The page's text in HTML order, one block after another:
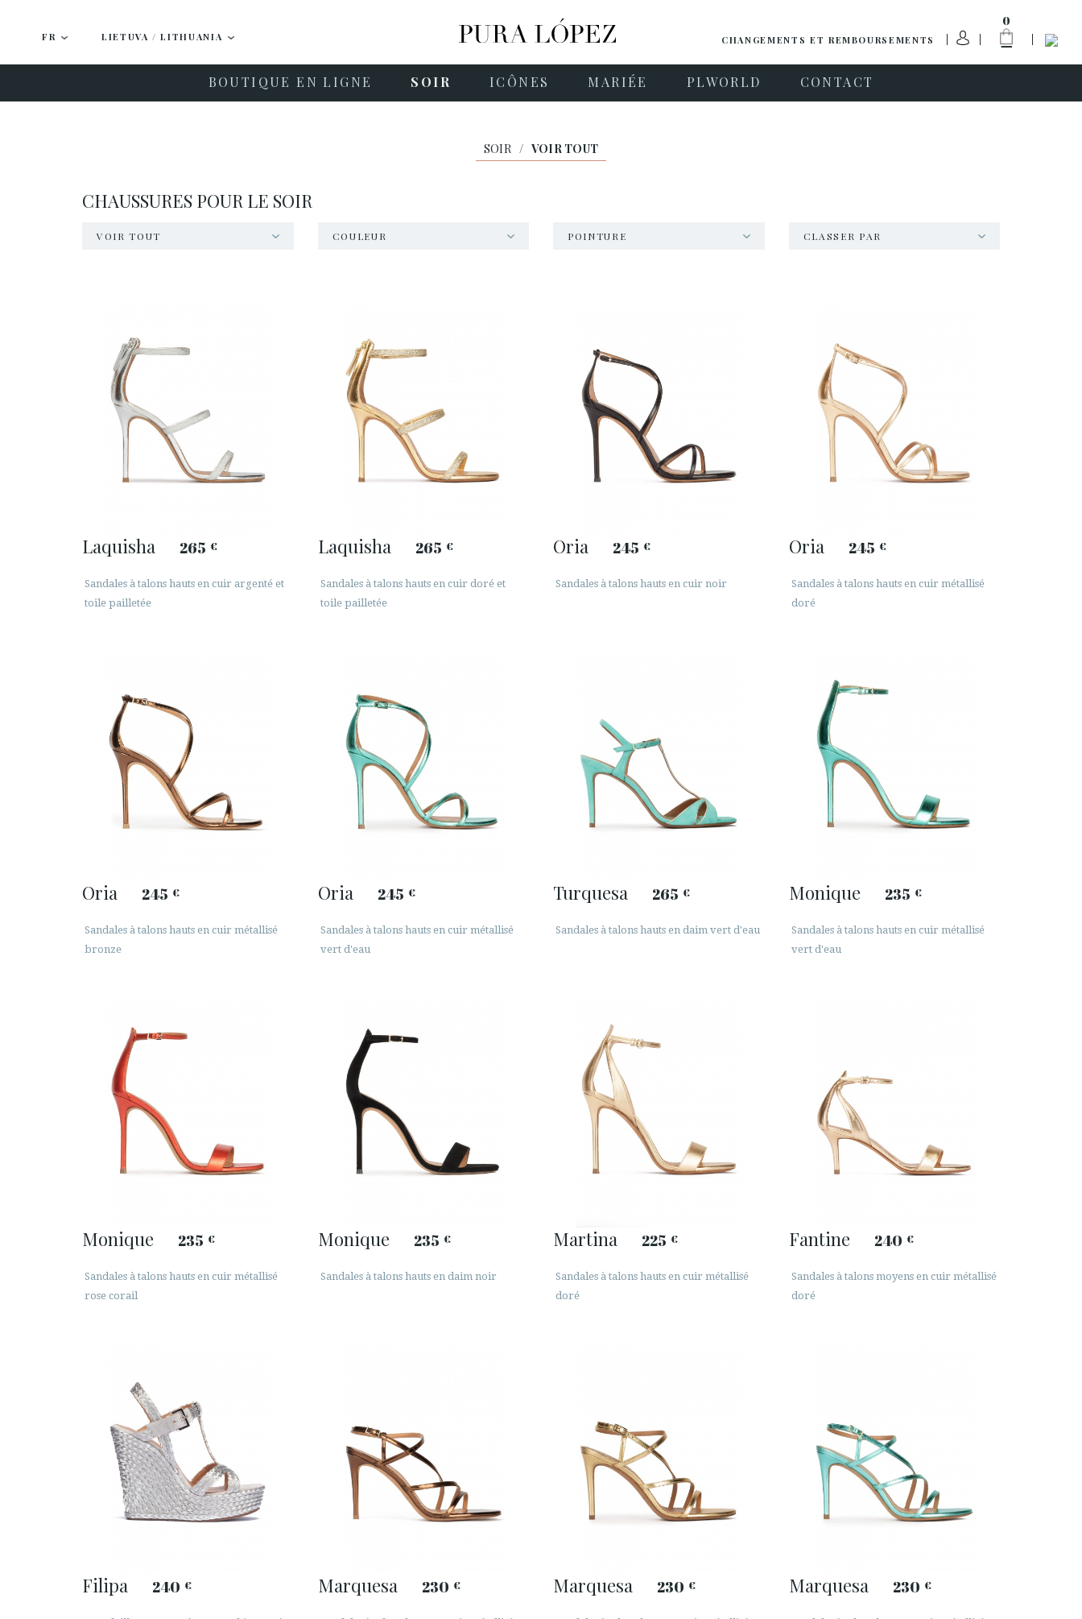
FR LIETUVA / LITHUANIA CHANGEMENTS ET REMBOURSEMENTS
0
BOUTIQUE EN LIGNE SOIR ICÔNES MARIÉE PLWORLD CONTACT
SOIR / VOIR TOUT
CHAUSSURES POUR LE SOIR
VOIR TOUT COULEUR POINTURE CLASSER PAR
Laquisha 265 €
Sandales à talons hauts en cuir argenté et
toile pailletée
Laquisha 265 €
Sandales à talons hauts en cuir doré et
toile pailletée
Oria 245 €
Sandales à talons hauts en cuir noir
Oria 245 €
Sandales à talons hauts en cuir métallisé
doré
Oria 245 €
Sandales à talons hauts en cuir métallisé
bronze
Oria 245 €
Sandales à talons hauts en cuir métallisé
vert d'eau
Turquesa 265 €
Sandales à talons hauts en daim vert d'eau
Monique 235 €
Sandales à talons hauts en cuir métallisé
vert d'eau
Monique 235 €
Sandales à talons hauts en cuir métallisé
rose corail
Monique 235 €
Sandales à talons hauts en daim noir
Martina 225 €
Sandales à talons hauts en cuir métallisé
doré
Fantine 240 €
Sandales à talons moyens en cuir métallisé
doré
Filipa 240 € Marquesa 230 € Marquesa 230 € Marquesa 230 €